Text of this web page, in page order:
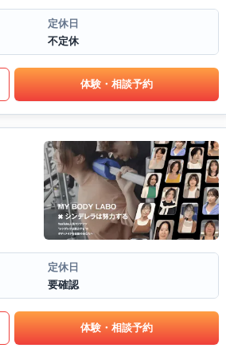
定休日
不定休
体験・相談予約
定休日
要確認
体験・相談予約